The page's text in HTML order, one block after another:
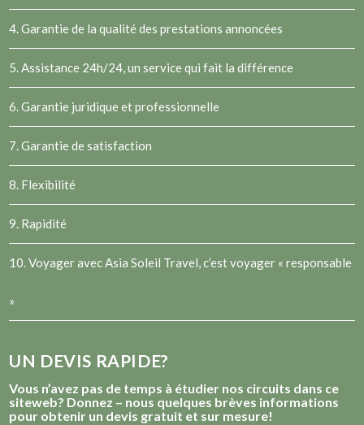
4. Garantie de la qualité des prestations annoncées
5. Assistance 24h/24, un service qui fait la différence
6. Garantie juridique et professionnelle
7. Garantie de satisfaction
8. Flexibilité
9. Rapidité
10. Voyager avec Asia Soleil Travel, c’est voyager « responsable
»
UN DEVIS RAPIDE?
Vous n’avez pas de temps à étudier nos circuits dans ce
siteweb? Donnez – nous quelques brèves informations
pour obtenir un devis gratuit et sur mesure!